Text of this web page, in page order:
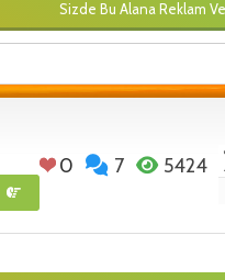
Sizde Bu Alana Reklam
0 7 5424